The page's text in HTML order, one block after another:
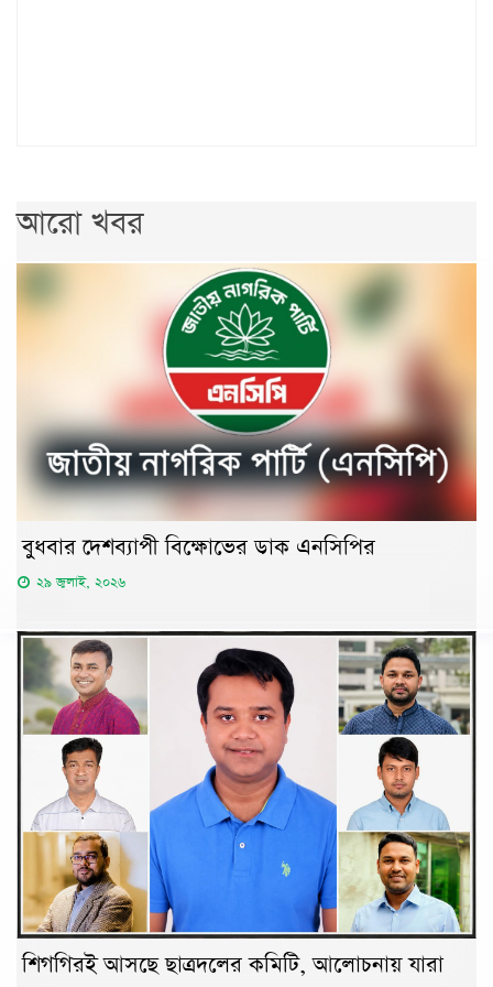
আরো খবর
বুধবার দেশব্যাপী বিক্ষোভের ডাক এনসিপির
২৯ জুলাই, ২০২৬
শিগগিরই আসছে ছাত্রদলের কমিটি, আলোচনায় যারা